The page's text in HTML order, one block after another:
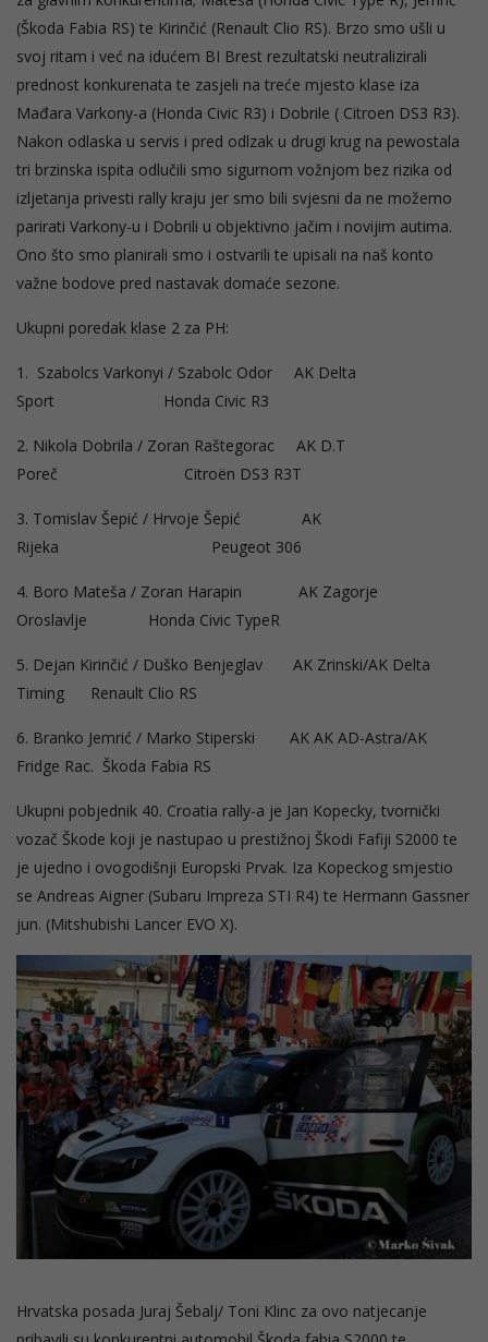
(Škoda Fabia RS) te Kirinčić (Renault Clio RS). Brzo smo ušli u
svoj ritam i već na idućem BI Brest rezultatski neutralizirali
prednost konkurenata te zasjeli na treće mjesto klase iza
Mađara Varkony-a (Honda Civic R3) i Dobrile ( Citroen DS3 R3).
Nakon odlaska u servis i pred odlzak u drugi krug na pewostala
tri brzinska ispita odlučili smo sigurnom vožnjom bez rizika od
izljetanja privesti rally kraju jer smo bili svjesni da ne možemo
parirati Varkony-u i Dobrili u objektivno jačim i novijim autima.
Ono što smo planirali smo i ostvarili te upisali na naš konto
važne bodove pred nastavak domaće sezone.
Ukupni poredak klase 2 za PH:
1. Szabolcs Varkonyi / Szabolc Odor AK Delta
Sport Honda Civic R3
2. Nikola Dobrila / Zoran Raštegorac AK D.T
Poreč Citroën DS3 R3T
3. Tomislav Šepić / Hrvoje Šepić AK
Rijeka Peugeot 306
4. Boro Mateša / Zoran Harapin AK Zagorje
Oroslavlje Honda Civic TypeR
5. Dejan Kirinčić / Duško Benjeglav AK Zrinski/AK Delta
Timing Renault Clio RS
6. Branko Jemrić / Marko Stiperski AK AK AD-Astra/AK
Fridge Rac. Škoda Fabia RS
Ukupni pobjednik 40. Croatia rally-a je Jan Kopecky, tvornički
vozač Škode koji je nastupao u prestižnoj Škodi Fafiji S2000 te
je ujedno i ovogodišnji Europski Prvak. Iza Kopeckog smjestio
se Andreas Aigner (Subaru Impreza STI R4) te Hermann Gassner
jun. (Mitshubishi Lancer EVO X).
Hrvatska posada Juraj Šebalj/ Toni Klinc za ovo natjecanje